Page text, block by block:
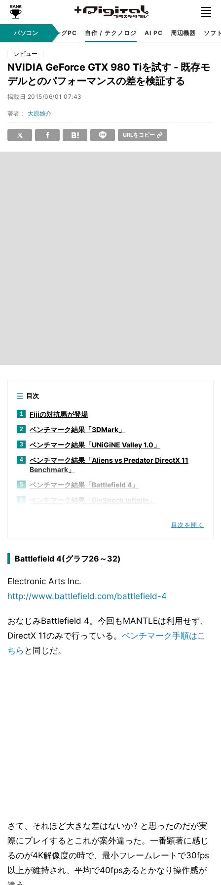
パソコン
PC本体 ゲーミングPC 自作 / テクノロジ AI PC 周辺機器 ソフ
レビュー
NVIDIA GeForce GTX 980 Tiを試す - 既存モ
デルとのパフォーマンスの差を検証する
掲載日 2015/06/01 07:43
著者： 大原雄介
URLをコピー
目次
1 Fijiの対抗馬が登場
2 ベンチマーク結果「3DMark」
3 ベンチマーク結果「UNiGiNE Valley 1.0」
4
ベンチマーク結果「Aliens vs Predator DirectX 11
Benchmark」
5 ベンチマーク結果「Battlefield 4」
6 ベンチマーク結果「BioShock Infinite」
イシュガルド ベンチマーク」
11 ベンチマーク結果「Hitman Absolution」
12 ベンチマーク結果「Metro redux」
13 ベンチマーク結果「S.T.A.L.K.E.R Call Of Pripyat(」
ベンチマーク結果「Star Swarm Stress Test」
15 ベンチマーク結果「Thief」
目次を開く
Battlefield 4(グラフ26～32)
Electronic Arts Inc.
http://www.battlefield.com/battlefield-4
おなじみBattlefield 4。今回もMANTLEは利用せず、
DirectX 11のみで行っている。 ベンチマーク手順はこ
ちら と同じだ。
さて、それほど大きな差はないか? と思ったのだが実
際にプレイするとこれが案外違った。一番顕著に感じ
るのが4K解像度の時で、最小フレームレートで30fps
以上が維持され、平均で40fpsあるとかなり操作感が